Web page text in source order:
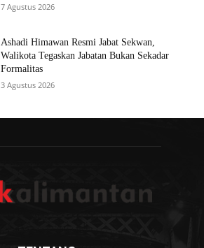
7 Agustus 2026
Ashadi Himawan Resmi Jabat Sekwan,
Walikota Tegaskan Jabatan Bukan Sekadar
Formalitas
3 Agustus 2026